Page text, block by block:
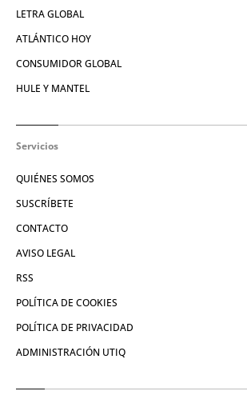
LETRA GLOBAL
ATLÁNTICO HOY
CONSUMIDOR GLOBAL
HULE Y MANTEL
Servicios
QUIÉNES SOMOS
SUSCRÍBETE
CONTACTO
AVISO LEGAL
RSS
POLÍTICA DE COOKIES
POLÍTICA DE PRIVACIDAD
ADMINISTRACIÓN UTIQ